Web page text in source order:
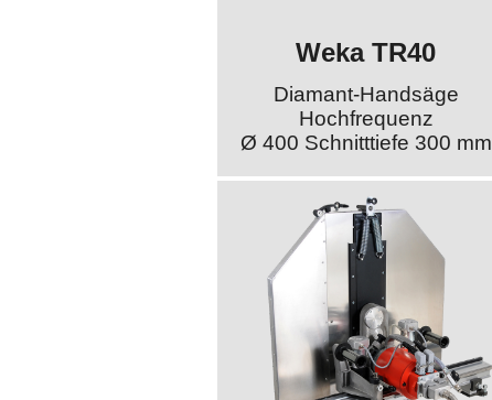
Weka TR40
Diamant-Handsäge
Hochfrequenz
Ø 400 Schnitttiefe 300 mm